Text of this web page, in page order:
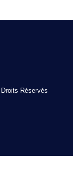
Réservés